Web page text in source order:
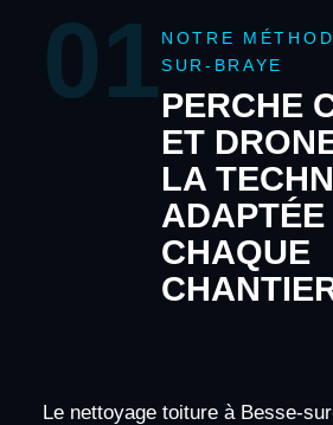
01 NOTRE
SUR-BRAYE
PERCHE
ET
LA
ADAPTÉE
CHAQUE
Le nettoyage toiture à Besse-